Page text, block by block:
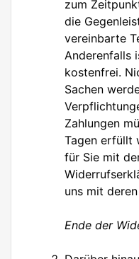
zum
die
vereinbarte
Anderenfalls
kostenfrei.
Sachen
Zahlungen
Tagen erfüllt
für Sie mit
uns mit
Ende der